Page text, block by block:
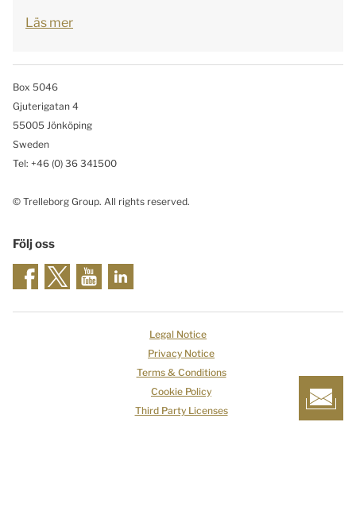
Läs mer
Box 5046
Gjuterigatan 4
55005 Jönköping
Sweden
Tel: +46 (0) 36 341500
© Trelleborg Group. All rights reserved.
Följ oss
Legal Notice
Privacy Notice
Terms & Conditions
Cookie Policy
Third Party Licenses